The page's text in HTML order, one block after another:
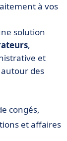
à vos
solution
,
et
des
congés,
et affaires